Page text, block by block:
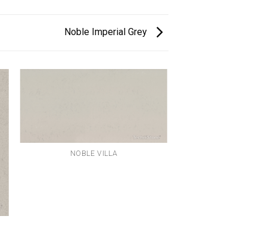
Noble Imperial Grey
NOBLE VILLA